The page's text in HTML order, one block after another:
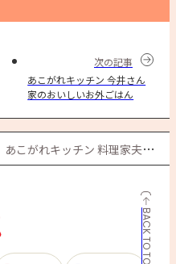
次の記事
あこがれキッチン 今井さん
家のおいしいお外ごはん
あこがれキッチン 料理家夫婦が奏でる 「共食」の暮らし
BACK TO TOP